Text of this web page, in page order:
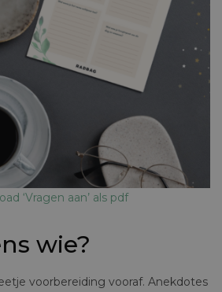
‘Vragen aan’ als pdf
wie?
voorbereiding vooraf. Anekdotes